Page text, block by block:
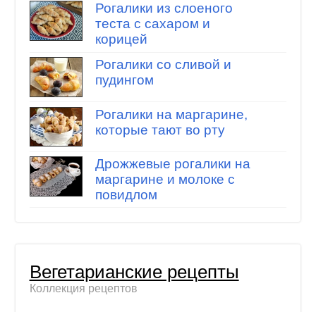
Рогалики из слоеного
теста с сахаром и
корицей
Рогалики со сливой и
пудингом
Рогалики на маргарине,
которые тают во рту
Дрожжевые рогалики на
маргарине и молоке с
повидлом
Вегетарианские рецепты
Коллекция рецептов